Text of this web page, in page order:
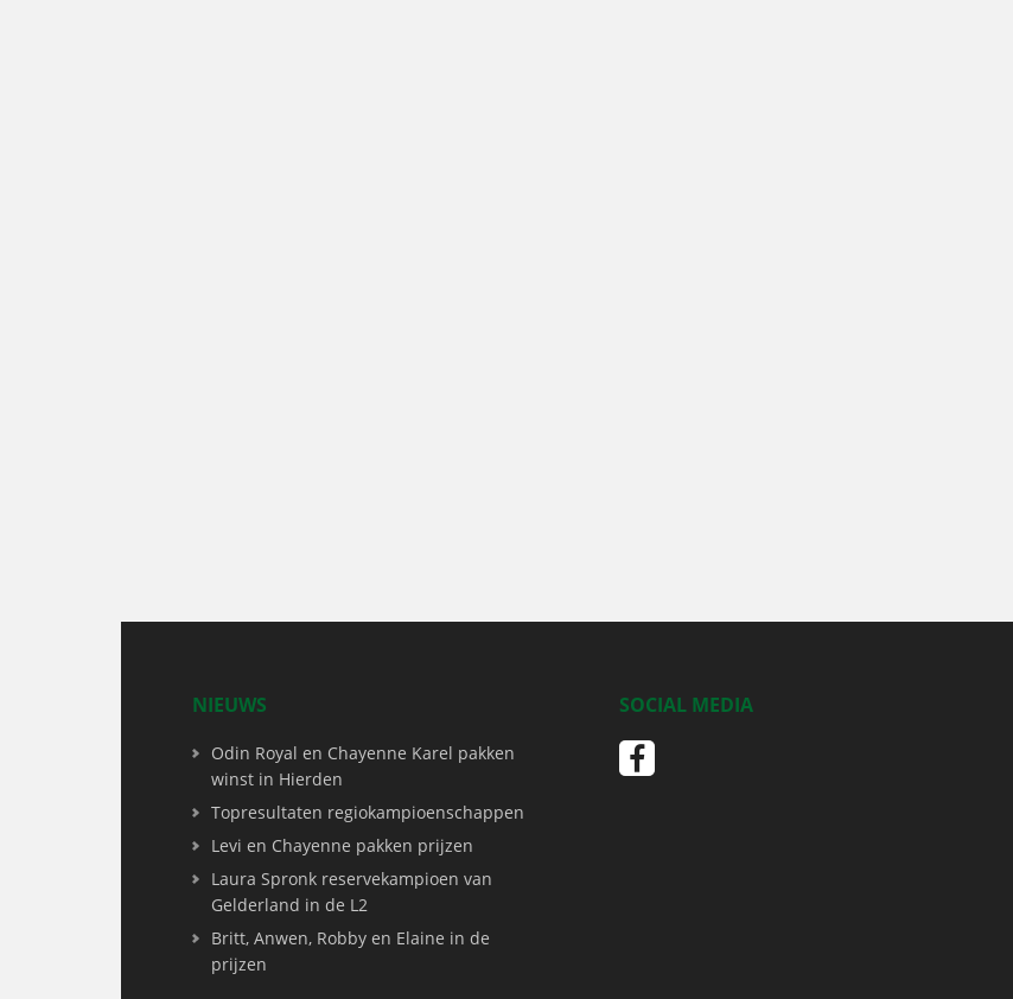
NIEUWS
Odin Royal en Chayenne Karel pakken
winst in Hierden
Topresultaten regiokampioenschappen
Levi en Chayenne pakken prijzen
Laura Spronk reservekampioen van
Gelderland in de L2
Britt, Anwen, Robby en Elaine in de
prijzen
SOCIAL MEDIA